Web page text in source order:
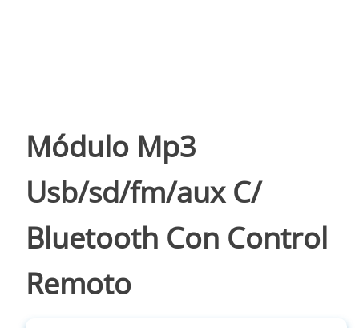
Módulo Mp3
Usb/sd/fm/aux C/
Bluetooth Con Control
Remoto